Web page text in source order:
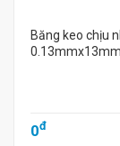
Băng keo chịu
0đ